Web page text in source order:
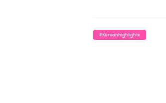
#koreanhighlights